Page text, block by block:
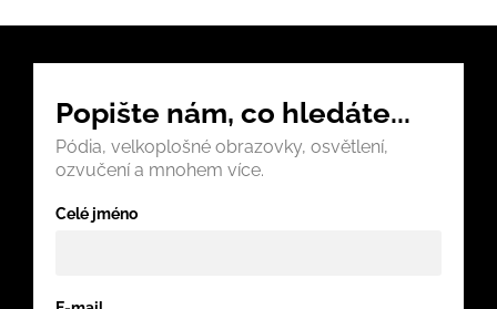
Popište nám, co hledáte...
Pódia, velkoplošné obrazovky, osvětlení,
ozvučení a mnohem více.
Celé jméno